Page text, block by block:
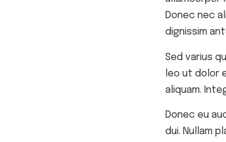
Donec nec
dignissim
Sed varius
leo ut dolor
aliquam.
Donec eu
dui. Nullam